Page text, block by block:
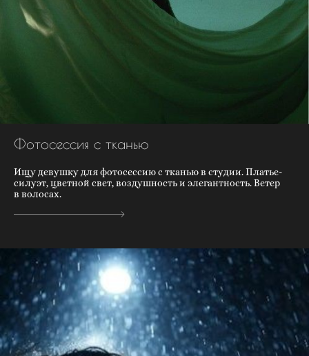
Фотосессия с тканью
Ищу девушку для фотосессию с тканью в студии. Платье-
силуэт, цветной свет, воздушность и элегантность. Ветер
в волосах.